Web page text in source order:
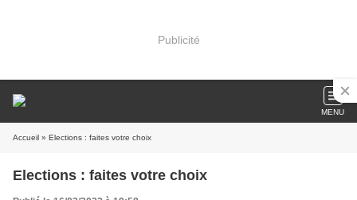
Publicité
MENU
Accueil » Elections : faites votre choix
Elections : faites votre choix